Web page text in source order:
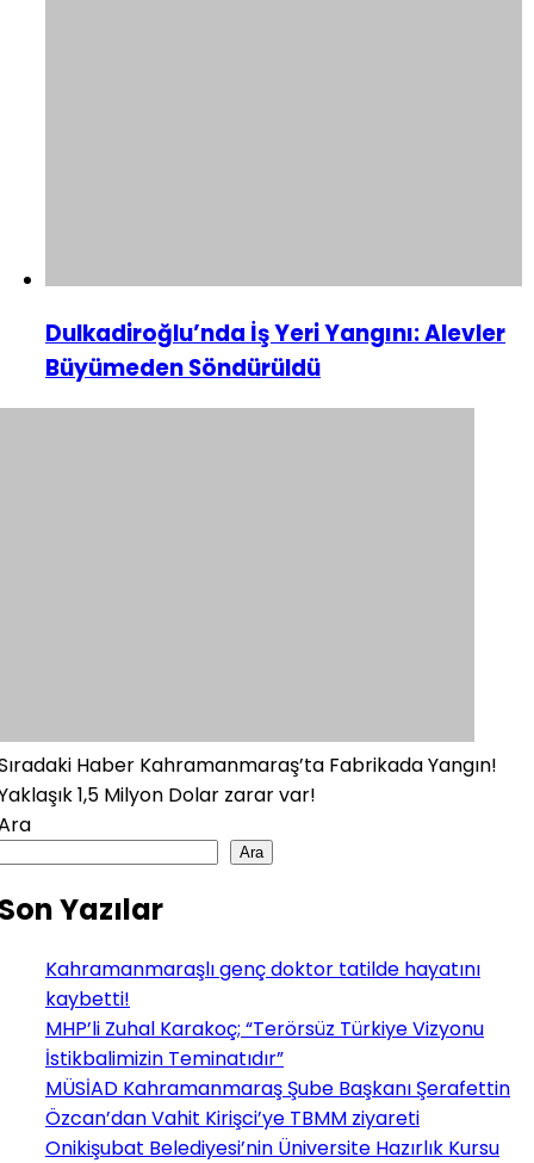
Dulkadiroğlu’nda İş Yeri Yangını: Alevler
Büyümeden Söndürüldü
Haber Kahramanmaraş’ta Fabrikada Yangın!
1,5 Milyon Dolar zarar var!
Ara
Yazılar
Kahramanmaraşlı genç doktor tatilde hayatını
kaybetti!
MHP’li Zuhal Karakoç; “Terörsüz Türkiye Vizyonu
İstikbalimizin Teminatıdır”
MÜSİAD Kahramanmaraş Şube Başkanı Şerafettin
Özcan’dan Vahit Kirişci’ye TBMM ziyareti
Onikişubat Belediyesi’nin Üniversite Hazırlık Kursu